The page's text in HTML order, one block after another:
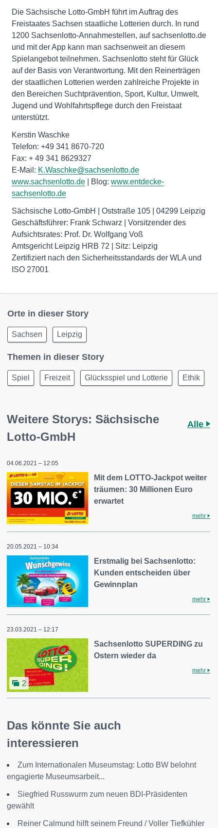
Die Sächsische Lotto-GmbH führt im Auftrag des
Freistaates Sachsen staatliche Lotterien durch. In rund
1200 Sachsenlotto-Annahmestellen, auf sachsenlotto.de
und mit der App kann man sachsenweit an diesem
Spielangebot teilnehmen. Sachsenlotto steht für Glück
auf der Basis von Verantwortung. Mit den Reinerträgen
der staatlichen Lotterien werden zahlreiche Projekte in
den Bereichen Suchtprävention, Sport, Kultur, Umwelt,
Jugend und Wohlfahrtspflege durch den Freistaat
unterstützt.
Kerstin Waschke
Telefon: +49 341 8670-720
Fax: + 49 341 8629327
E-Mail: K.Waschke@sachsenlotto.de
www.sachsenlotto.de | Blog: www.entdecke-
sachsenlotto.de
Sächsische Lotto-GmbH | Oststraße 105 | 04299 Leipzig
Geschäftsführer: Frank Schwarz | Vorsitzender des
Aufsichtsrates: Prof. Dr. Wolfgang Voß
Amtsgericht Leipzig HRB 72 | Sitz: Leipzig
Zertifiziert nach den Sicherheitsstandards der WLA und
ISO 27001
Orte in dieser Story
Sachsen Leipzig
Themen in dieser Story
Spiel Freizeit Glücksspiel und Lotterie Ethik
Weitere Storys: Sächsische
Lotto-GmbH
Alle
04.06.2021 – 12:05
Mit dem LOTTO-Jackpot weiter
träumen: 30 Millionen Euro
erwartet
mehr
20.05.2021 – 10:34
Erstmalig bei Sachsenlotto:
Kunden entscheiden über
Gewinnplan
mehr
23.03.2021 – 12:17
2
Sachsenlotto SUPERDING zu
Ostern wieder da
mehr
Das könnte Sie auch
interessieren
Zum Internationalen Museumstag: Lotto BW belohnt
engagierte Museumsarbeit...
Siegfried Russwurm zum neuen BDI-Präsidenten
gewählt
Reiner Calmund hilft seinem Freund / Voller Tiefkühler